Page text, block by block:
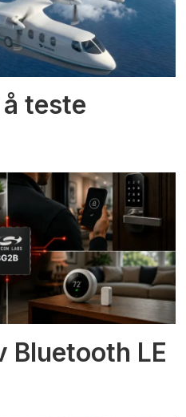
teste
Bluetooth LE